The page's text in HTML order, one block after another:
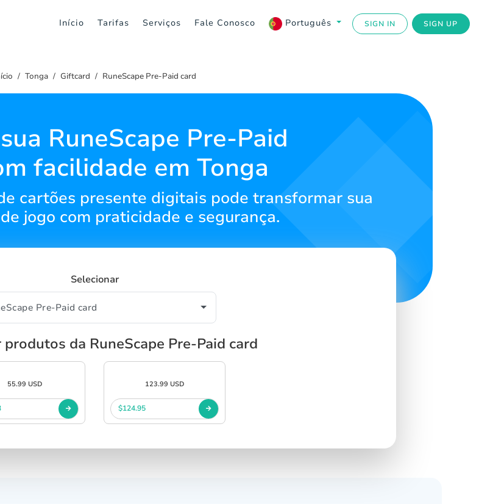
Início Tarifas Serviços Fale Conosco Português SIGN IN SIGN UP
Tonga Giftcard RuneScape Pre-Paid card
RuneScape Pre-Paid
facilidade em Tonga
cartões presente digitais pode transformar sua
jogo com praticidade e segurança.
Selecionar
produtos da RuneScape Pre-Paid card
55.99 USD 123.99 USD
$124.95